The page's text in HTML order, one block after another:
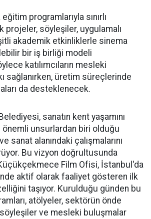
programlarıyla sınırlı
projeler, söyleşiler, uygulamalı
akademik etkinliklerle sinema
bir iş birliği modeli
katılımcıların mesleki
sağlanırken, üretim süreçlerinde
da desteklenecek.
sanatın kent yaşamını
unsurlardan biri olduğu
sanat alanındaki çalışmalarını
Bu vizyon doğrultusunda
Film Ofisi, İstanbul'da
aktif olarak faaliyet gösteren ilk
taşıyor. Kurulduğu günden bu
atölyeler, sektörün önde
ve mesleki buluşmalar